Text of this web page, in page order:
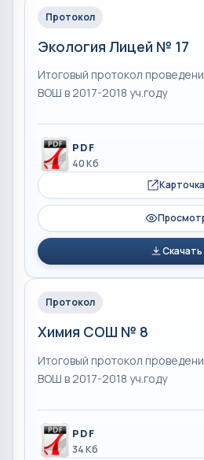
Протокол
Экология Лицей № 17
Итоговый протокол
ВОШ в 2017-2018 уч.году
PDF
40 Кб
Карточка
Скачать
Протокол
Химия СОШ № 8
Итоговый протокол
ВОШ в 2017-2018 уч.году
PDF
34 Кб